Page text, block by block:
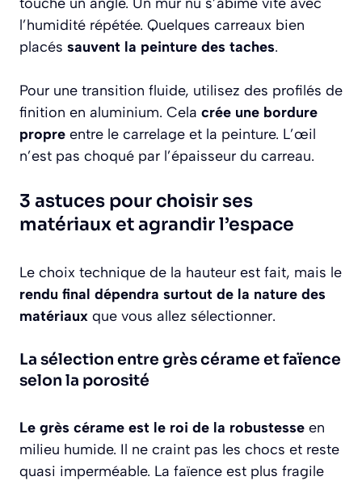
l’humidité répétée. Quelques carreaux bien
placés sauvent la peinture des taches.
Pour une transition fluide, utilisez des profilés de
finition en aluminium. Cela crée une bordure
propre entre le carrelage et la peinture. L’œil
n’est pas choqué par l’épaisseur du carreau.
3 astuces pour choisir ses
matériaux et agrandir l’espace
Le choix technique de la hauteur est fait, mais le
rendu final dépendra surtout de la nature des
matériaux que vous allez sélectionner.
La sélection entre grès cérame et faïence
selon la porosité
Le grès cérame est le roi de la robustesse en
milieu humide. Il ne craint pas les chocs et reste
quasi imperméable. La faïence est plus fragile